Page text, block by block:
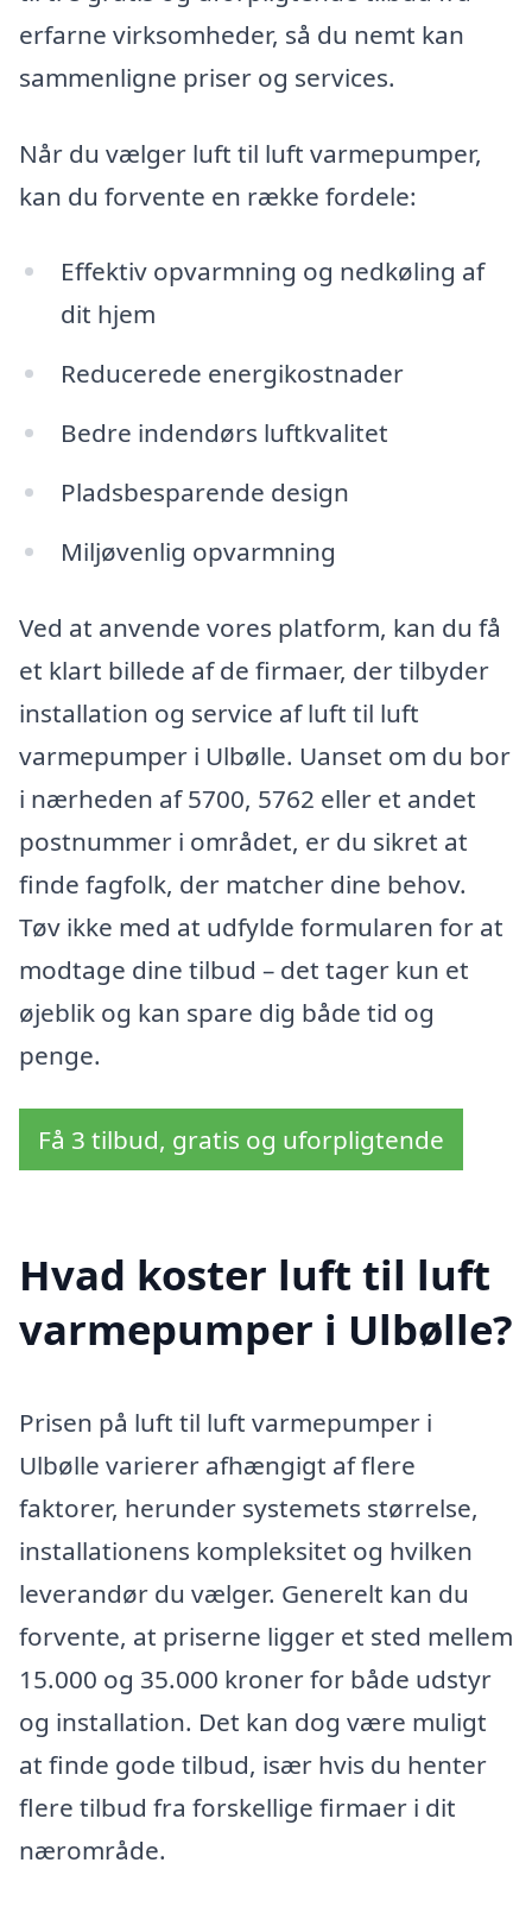
erfarne virksomheder, så du nemt kan
sammenligne priser og services.
Når du vælger luft til luft varmepumper,
kan du forvente en række fordele:
Effektiv opvarmning og nedkøling af
dit hjem
Reducerede energikostnader
Bedre indendørs luftkvalitet
Pladsbesparende design
Miljøvenlig opvarmning
Ved at anvende vores platform, kan du få
et klart billede af de firmaer, der tilbyder
installation og service af luft til luft
varmepumper i Ulbølle. Uanset om du bor
i nærheden af 5700, 5762 eller et andet
postnummer i området, er du sikret at
finde fagfolk, der matcher dine behov.
Tøv ikke med at udfylde formularen for at
modtage dine tilbud – det tager kun et
øjeblik og kan spare dig både tid og
penge.
Få 3 tilbud, gratis og uforpligtende
Hvad koster luft til luft
varmepumper i Ulbølle?
Prisen på luft til luft varmepumper i
Ulbølle varierer afhængigt af flere
faktorer, herunder systemets størrelse,
installationens kompleksitet og hvilken
leverandør du vælger. Generelt kan du
forvente, at priserne ligger et sted mellem
15.000 og 35.000 kroner for både udstyr
og installation. Det kan dog være muligt
at finde gode tilbud, især hvis du henter
flere tilbud fra forskellige firmaer i dit
nærområde.